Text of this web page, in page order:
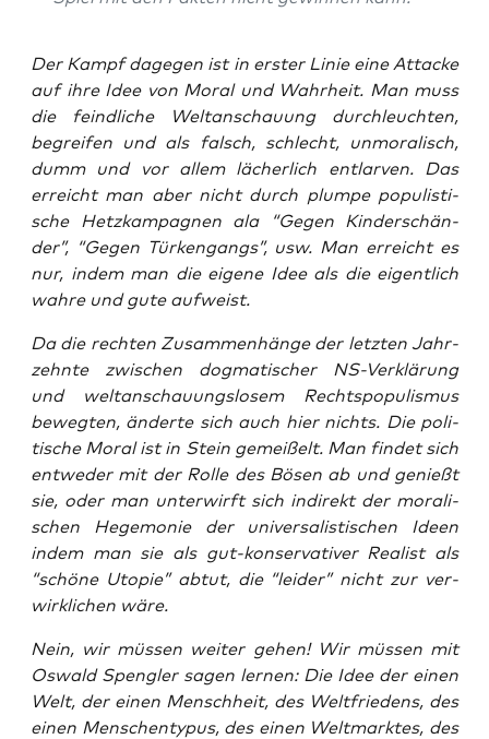
Der Kampf dage­gen ist in ers­ter Linie eine Atta­cke
auf ihre Idee von Moral und Wahr­heit. Man muss
die feind­li­che Welt­an­schau­ung durch­leuch­ten,
begrei­fen und als falsch, schlecht, unmo­ra­lisch,
dumm und vor allem lächer­lich ent­lar­ven. Das
erreicht man aber nicht durch plum­pe popu­lis­ti­
sche Hetz­kam­pa­gnen ala “Gegen Kin­der­schän­
der”, “Gegen Tür­ken­gangs”, usw. Man erreicht es
nur, indem man die eige­ne Idee als die eigent­lich
wah­re und gute aufweist.
Da die rech­ten Zusam­men­hän­ge der letz­ten Jahr­
zehn­te zwi­schen dog­ma­ti­scher NS-Ver­klä­rung
und welt­an­schau­ungs­lo­sem Rechts­po­pu­lis­mus
beweg­ten, änder­te sich auch hier nichts. Die poli­
ti­sche Moral ist in Stein gemei­ßelt. Man fin­det sich
ent­we­der mit der Rol­le des Bösen ab und genießt
sie, oder man unter­wirft sich indi­rekt der mora­li­
schen Hege­mo­nie der uni­ver­sa­lis­ti­schen Ideen
indem man sie als gut-kon­ser­va­ti­ver Rea­list als
“schö­ne Uto­pie” abtut, die “lei­der” nicht zur ver­
wirk­li­chen wäre.
Nein, wir müs­sen wei­ter gehen! Wir müs­sen mit
Oswald Speng­ler sagen ler­nen: Die Idee der einen
Welt, der einen Mensch­heit, des Welt­frie­dens, des
einen Men­schen­ty­pus, des einen Welt­mark­tes, des